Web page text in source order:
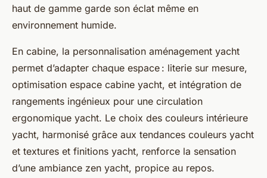
haut de gamme garde son éclat même en
environnement humide.
En cabine, la personnalisation aménagement yacht
permet d’adapter chaque espace : literie sur mesure,
optimisation espace cabine yacht, et intégration de
rangements ingénieux pour une circulation
ergonomique yacht. Le choix des couleurs intérieure
yacht, harmonisé grâce aux tendances couleurs yacht
et textures et finitions yacht, renforce la sensation
d’une ambiance zen yacht, propice au repos.